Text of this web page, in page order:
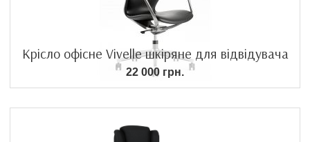
Крісло офісне Vivelle шкіряне для відвідувача
22 000 грн.